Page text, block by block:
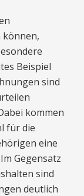
können,
Beispiel
sind
kommen
für die
eine
Gegensatz
sind
deutlich